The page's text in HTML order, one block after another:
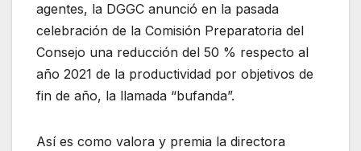
agentes, la DGGC anunció en la pasada
celebración de la Comisión Preparatoria del
Consejo una reducción del 50 % respecto al
año 2021 de la productividad por objetivos de
fin de año, la llamada “bufanda”.
Así es como valora y premia la directora